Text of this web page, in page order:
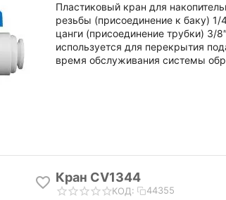
Пластиковый кран для
резьбы (присоединение к баку) 1/
цанги (присоединение трубки) 3/
используется для перекрытия
время обслуживания системы
Кран CV1344
КОД: 44355